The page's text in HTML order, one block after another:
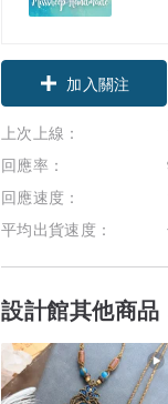
加入關注
上次上線：
回應率：
回應速度：
平均出貨速度：
設計館其他商品